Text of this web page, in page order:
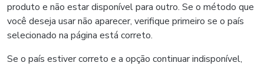
produto e não estar disponível para outro. Se o método que
você deseja usar não aparecer, verifique primeiro se o país
selecionado na página está correto.
Se o país estiver correto e a opção continuar indisponível,